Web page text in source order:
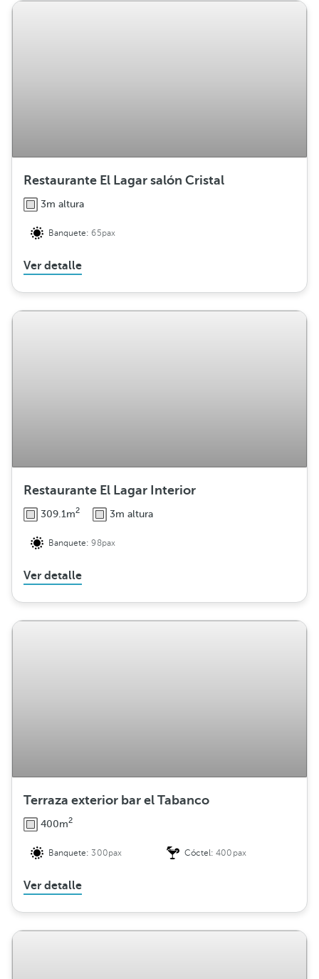
Restaurante El Lagar salón Cristal
3m altura
Banquete:65pax
Ver detalle
Restaurante El Lagar Interior
309.1m2 3m altura
Banquete:98pax
Ver detalle
Terraza exterior bar el Tabanco
400m2
Banquete:300pax Cóctel:400pax
Ver detalle